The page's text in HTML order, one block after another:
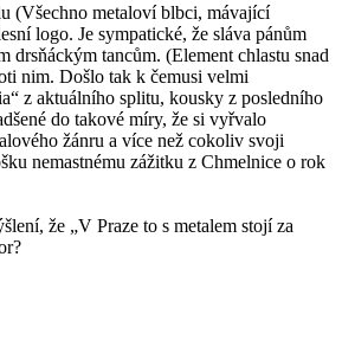
(Všechno metaloví blbci, mávající
logo. Je sympatické, že sláva pánům
tancům. (Element chlastu snad
nim. Došlo tak k čemusi velmi
z aktuálního splitu, kousky z posledního
do takové míry, že si vyřvalo
žánru a více než cokoliv svoji
nemastnému zážitku z Chmelnice o rok
že „V Praze to s metalem stojí za